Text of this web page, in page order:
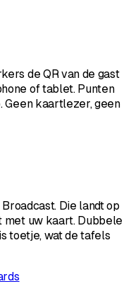
de QR van de gast
of tablet. Punten
Geen kaartlezer, geen
Die landt op
uw kaart. Dubbele
toetje, wat de tafels